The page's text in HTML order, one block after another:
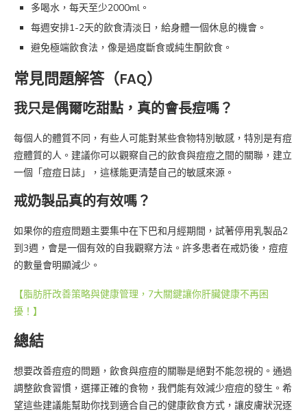
多喝水，每天至少2000ml。
每週安排1-2天的飲食清淡日，給身體一個休息的機會。
避免極端飲食法，像是過度斷食或純生酮飲食。
常見問題解答（FAQ）
我只是偶爾吃甜點，真的會長痘嗎？
每個人的體質不同，有些人可能對某些食物特別敏感，特別是有痘
痘體質的人。建議你可以觀察自己的飲食與痘痘之間的關聯，建立
一個「痘痘日誌」，這樣能更清楚自己的敏感來源。
戒奶製品真的有效嗎？
如果你的痘痘問題主要集中在下巴和月經期間，試著停用乳製品2
到3週，會是一個有效的自我觀察方法。許多患者在戒奶後，痘痘
的數量會明顯減少。
【脂肪肝改善策略與健康管理，7大關鍵讓你肝臟健康不再困
擾！】
總結
想要改善痘痘的問題，飲食與痘痘的關聯是絕對不能忽視的。通過
調整飲食習慣，選擇正確的食物，我們能有效減少痘痘的發生。希
望這些建議能幫助你找到適合自己的健康飲食方式，讓皮膚狀況逐